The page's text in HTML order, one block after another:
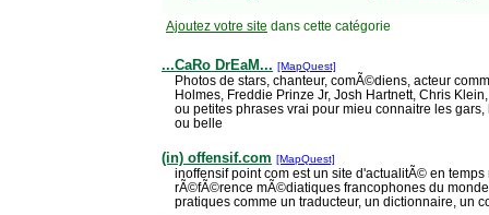
Ajoutez votre site dans cette catégorie
...CaRo DrEaM... [MapQuest]
Photos de stars, chanteur, comÃ©diens, acteur
Holmes, Freddie Prinze Jr, Josh Hartnett, Chris
ou petites phrases vrai pour mieu connaitre les
ou belle
(in) offensif.com [MapQuest]
inoffensif point com est un site d'actualitÃ© en
rÃ©fÃ©rence mÃ©diatiques francophones du
pratiques comme un traducteur, un dictionnaire, un